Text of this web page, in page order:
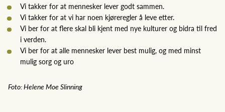
Vi takker for at mennesker lever godt sammen.
Vi takker for at vi har noen kjøreregler å leve etter.
Vi ber for at flere skal bli kjent med nye kulturer og bidra til fred
i verden.
Vi ber for at alle mennesker lever best mulig, og med minst
mulig sorg og uro
Foto: Helene Moe Slinning